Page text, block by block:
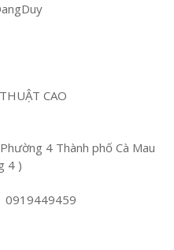
CAO
4 Thành phố Cà Mau
4 )